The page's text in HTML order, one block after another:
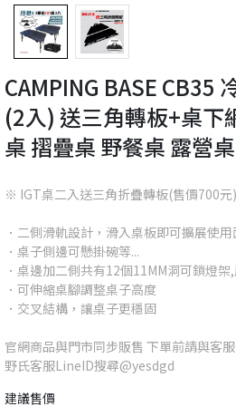
CAMPING BASE CB35
(2入) 送三角轉板+桌下
桌 摺疊桌 野餐桌 露營
※ IGT桌二入送三角折疊轉板(售價700元
．二側滑軌設計，滑入桌板即可擴展使
．桌子側邊可懸掛碗等...
．桌邊加二側共有12個11MM洞可鎖燈架
．可伸縮桌腳調整桌子高度
．交叉結構，讓桌子更穩固
官網商品與門市同步販售 下單前請與客
野氏客服LineID搜尋@yesdgd
建議售價